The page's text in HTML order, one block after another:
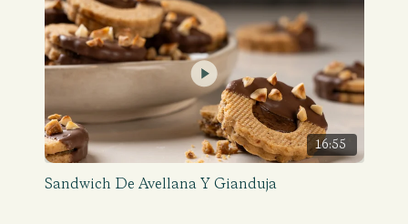
16:55
Sandwich De Avellana Y Gianduja